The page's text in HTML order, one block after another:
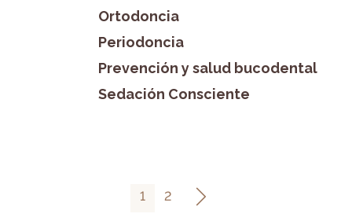
Ortodoncia
Periodoncia
Prevención y salud bucodental
Sedación Consciente
1 2